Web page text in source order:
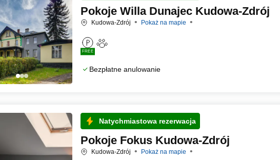
Pokoje Willa Dunajec Kudowa-Zdrój
Kudowa-Zdrój Pokaż na mapie
FREE
Bezpłatne anulowanie
Natychmiastowa rezerwacja
Pokoje Fokus Kudowa-Zdrój
Kudowa-Zdrój Pokaż na mapie